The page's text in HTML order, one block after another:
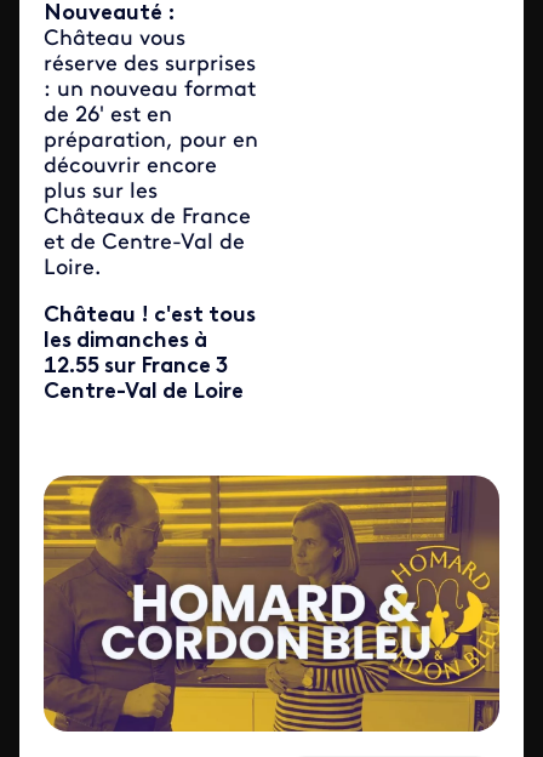
Nouveauté :
Château vous
réserve des surprises
: un nouveau format
de 26' est en
préparation, pour en
découvrir encore
plus sur les
Châteaux de France
et de Centre-Val de
Loire.
Château ! c'est tous
les dimanches à
12.55 sur France 3
Centre-Val de Loire